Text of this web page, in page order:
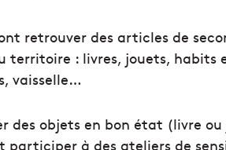
retrouver des articles de
territoire : livres, jouets, habits
vaisselle…
des objets en bon état (livre
participer à des ateliers de